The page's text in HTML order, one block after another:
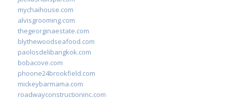
mychaihouse.com
alvisgrooming.com
thegeorginaestate.com
blythewoodseafood.com
paolosdelibangkok.com
bobacove.com
phoone24brookfield.com
mickeybarmama.com
roadwayconstructioninc.com